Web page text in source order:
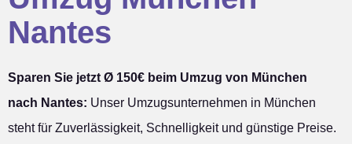
Nantes
Sparen Sie jetzt Ø 150€ beim Umzug von München
nach Nantes: Unser Umzugsunternehmen in München
steht für Zuverlässigkeit, Schnelligkeit und günstige Preise.